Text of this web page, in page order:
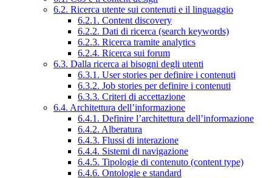
6.2. Ricerca utente sui contenuti e il linguaggio
6.2.1. Content discovery
6.2.2. Dati di ricerca (search keywords)
6.2.3. Ricerca tramite analytics
6.2.4. Ricerca sui forum
6.3. Dalla ricerca ai bisogni degli utenti
6.3.1. User stories per definire i contenuti
6.3.2. Job stories per definire i contenuti
6.3.3. Criteri di accettazione
6.4. Architettura dell’informazione
6.4.1. Definire l’architettura dell’informazione
6.4.2. Alberatura
6.4.3. Flussi di interazione
6.4.4. Sistemi di navigazione
6.4.5. Tipologie di contenuto (content type)
6.4.6. Ontologie e standard